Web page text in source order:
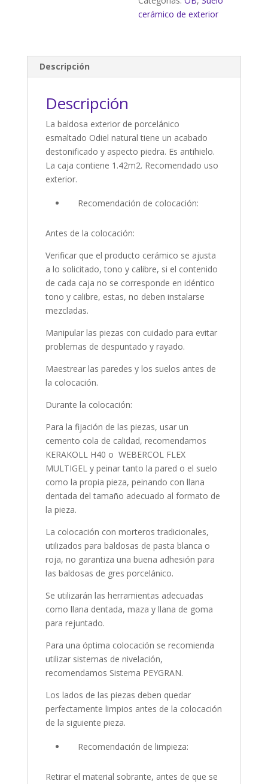
cerámico de exterior
Descripción
Descripción
La baldosa exterior de porcelánico
esmaltado Odiel natural tiene un acabado
destonificado y aspecto piedra. Es antihielo.
La caja contiene 1.42m2. Recomendado uso
exterior.
Recomendación de colocación:
Antes de la colocación:
Verificar que el producto cerámico se ajusta
a lo solicitado, tono y calibre, si el contenido
de cada caja no se corresponde en idéntico
tono y calibre, estas, no deben instalarse
mezcladas.
Manipular las piezas con cuidado para evitar
problemas de despuntado y rayado.
Maestrear las paredes y los suelos antes de
la colocación.
Durante la colocación:
Para la fijación de las piezas, usar un
cemento cola de calidad, recomendamos
KERAKOLL H40 o WEBERCOL FLEX
MULTIGEL y peinar tanto la pared o el suelo
como la propia pieza, peinando con llana
dentada del tamaño adecuado al formato de
la pieza.
La colocación con morteros tradicionales,
utilizados para baldosas de pasta blanca o
roja, no garantiza una buena adhesión para
las baldosas de gres porcelánico.
Se utilizarán las herramientas adecuadas
como llana dentada, maza y llana de goma
para rejuntado.
Para una óptima colocación se recomienda
utilizar sistemas de nivelación,
recomendamos Sistema PEYGRAN.
Los lados de las piezas deben quedar
perfectamente limpios antes de la colocación
de la siguiente pieza.
Recomendación de limpieza:
Retirar el material sobrante, antes de que se